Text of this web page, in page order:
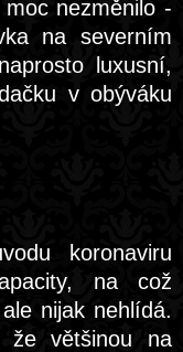
nezměnilo -
na severním
luxusní,
v obýváku
koronaviru
na což
nijak nehlídá.
že většinou na